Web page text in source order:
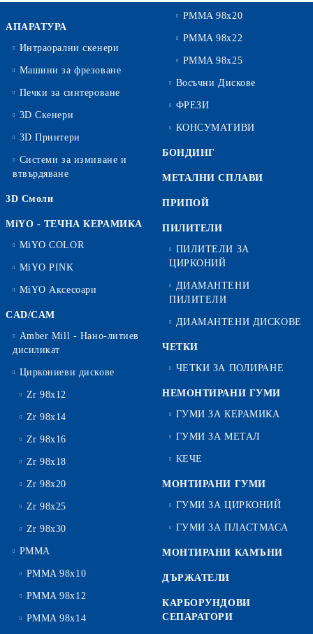
АПАРАТУРА
Интраорални скенери
Машини за фрезоване
Печки за синтероване
3D Скенери
3D Принтери
Системи за измиване и
втвърдяване
3D Смоли
MiYO - ТЕЧНА КЕРАМИКА
MiYO COLOR
MiYO PINK
MiYO Аксесоари
CAD/CAM
Amber Mill - Нано-литиев
дисиликат
Циркониеви дискове
Zr 98x12
Zr 98x14
Zr 98x16
Zr 98x18
Zr 98x20
Zr 98x25
Zr 98x30
PMMA
PMMA 98x10
PMMA 98x12
PMMA 98x14
PMMA 98x20
PMMA 98x22
PMMA 98x25
Восъчни Дискове
ФРЕЗИ
КОНСУМАТИВИ
БОНДИНГ
МЕТАЛНИ СПЛАВИ
ПРИПОЙ
ПИЛИТЕЛИ
ПИЛИТЕЛИ ЗА
ЦИРКОНИЙ
ДИАМАНТЕНИ
ПИЛИТЕЛИ
ДИАМАНТЕНИ ДИСКОВЕ
ЧЕТКИ
ЧЕТКИ ЗА ПОЛИРАНЕ
НЕМОНТИРАНИ ГУМИ
ГУМИ ЗА КЕРАМИКА
ГУМИ ЗА МЕТАЛ
КЕЧЕ
МОНТИРАНИ ГУМИ
ГУМИ ЗА ЦИРКОНИЙ
ГУМИ ЗА ПЛАСТМАСА
МОНТИРАНИ КАМЪНИ
ДЪРЖАТЕЛИ
КАРБОРУНДОВИ
СЕПАРАТОРИ